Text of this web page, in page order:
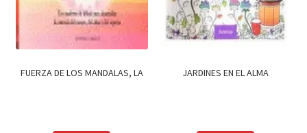
FUERZA DE LOS MANDALAS, LA JARDINES EN EL ALMA